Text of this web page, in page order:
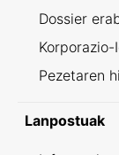
Dossier
Pezetaren
Lanpostuak